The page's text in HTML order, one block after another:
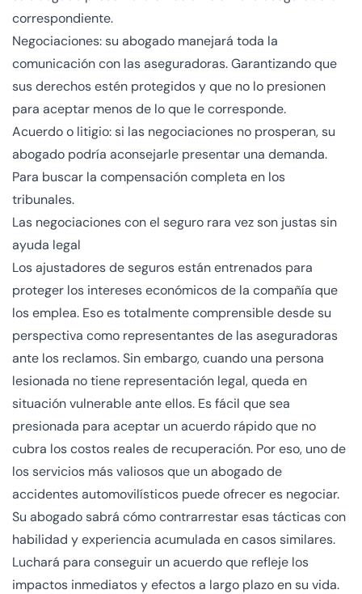
correspondiente.
Negociaciones: su abogado manejará toda la
comunicación con las aseguradoras. Garantizando que
sus derechos estén protegidos y que no lo presionen
para aceptar menos de lo que le corresponde.
Acuerdo o litigio: si las negociaciones no prosperan, su
abogado podría aconsejarle presentar una demanda.
Para buscar la compensación completa en los
tribunales.
Las negociaciones con el seguro rara vez son justas sin
ayuda legal
Los ajustadores de seguros están entrenados para
proteger los intereses económicos de la compañía que
los emplea. Eso es totalmente comprensible desde su
perspectiva como representantes de las aseguradoras
ante los reclamos. Sin embargo, cuando una persona
lesionada no tiene representación legal, queda en
situación vulnerable ante ellos. Es fácil que sea
presionada para aceptar un acuerdo rápido que no
cubra los costos reales de recuperación. Por eso, uno de
los servicios más valiosos que un abogado de
accidentes automovilísticos puede ofrecer es negociar.
Su abogado sabrá cómo contrarrestar esas tácticas con
habilidad y experiencia acumulada en casos similares.
Luchará para conseguir un acuerdo que refleje los
impactos inmediatos y efectos a largo plazo en su vida.